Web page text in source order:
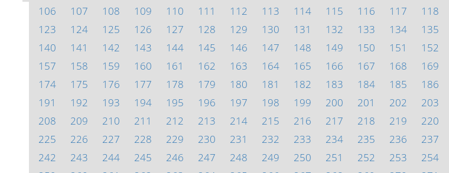
106
107 108 109 110 111 112 113 114 115 116 117 118
123
124 125 126 127 128 129 130 131 132 133 134 135
140
141 142 143 144 145 146 147 148 149 150 151 152
157
158 159 160 161 162 163 164 165 166 167 168 169
174
175 176 177 178 179 180 181 182 183 184 185 186
191
192 193 194 195 196 197 198 199 200 201 202 203
208
209 210 211 212 213 214 215 216 217 218 219 220
225
226 227 228 229 230 231 232 233 234 235 236 237
242
243 244 245 246 247 248 249 250 251 252 253 254